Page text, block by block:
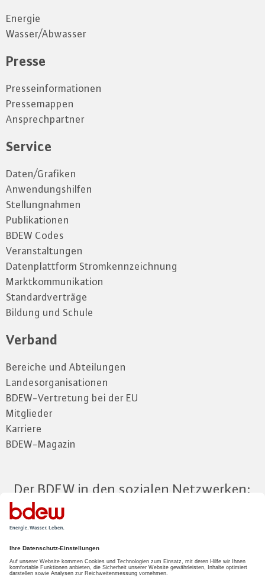
Energie
Wasser/Abwasser
Presse
Presseinformationen
Pressemappen
Ansprechpartner
Service
Daten/Grafiken
Anwendungshilfen
Stellungnahmen
Publikationen
BDEW Codes
Veranstaltungen
Datenplattform Stromkennzeichnung
Marktkommunikation
Standardverträge
Bildung und Schule
Verband
Bereiche und Abteilungen
Landesorganisationen
BDEW-Vertretung bei der EU
Mitglieder
Karriere
BDEW-Magazin
Der BDEW in den sozialen Netzwerken:
Zum Mitgliederbereich